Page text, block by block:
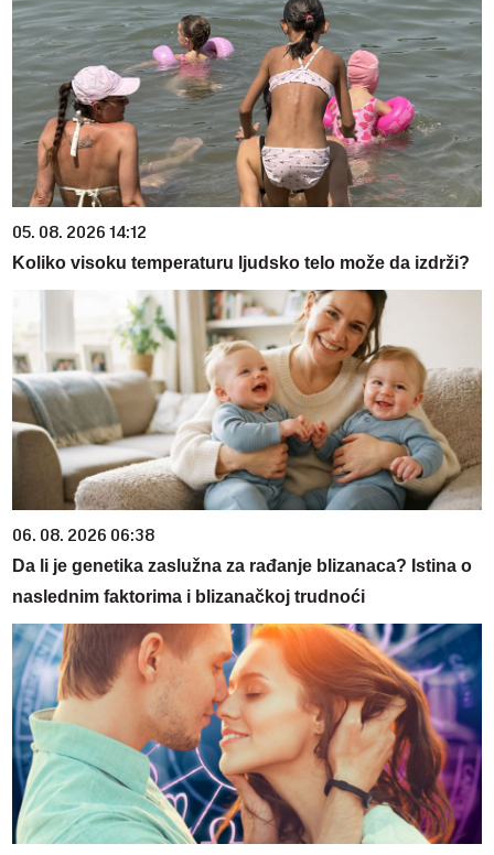
05. 08. 2026 14:12
Koliko visoku temperaturu ljudsko telo može da izdrži?
06. 08. 2026 06:38
Da li je genetika zaslužna za rađanje blizanaca? Istina o
naslednim faktorima i blizanačkoj trudnoći